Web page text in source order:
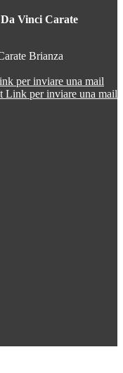
Vinci Carate
Brianza
per inviare una mail
Link per inviare una mail